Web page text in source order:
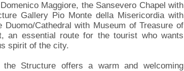
Maggiore, the Sansevero Chapel with
Gallery Pio Monte della Misericordia with
Duomo/Cathedral with Museum of Treasure of
an essential route for the tourist who wants
spirit of the city.
Structure offers a warm and welcoming